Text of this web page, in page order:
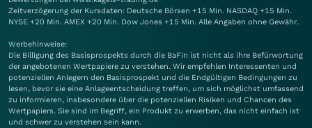
Zeitverzögerung der Kursdaten: Deutsche Börsen +15 Min. NASDAQ +15 Min.
NYSE +20 Min. AMEX +20 Min. Dow Jones +15 Min. Alle Angaben ohne Gewähr.
Werbehinweise:
Die Billigung des Basisprospekts durch die BaFin ist nicht als ihre Befürwortung
der angebotenen Wertpapiere zu verstehen. Wir empfehlen Interessenten und
potenziellen Anlegern den Basisprospekt und die Endgültigen Bedingungen zu
lesen, bevor sie eine Anlageentscheidung treffen, um sich möglichst umfassend
zu informieren, insbesondere über die potenziellen Risiken und Chancen des
Wertpapiers. Sie sind im Begriff, ein Produkt zu erwerben, das nicht einfach ist
und schwer zu verstehen sein kann.